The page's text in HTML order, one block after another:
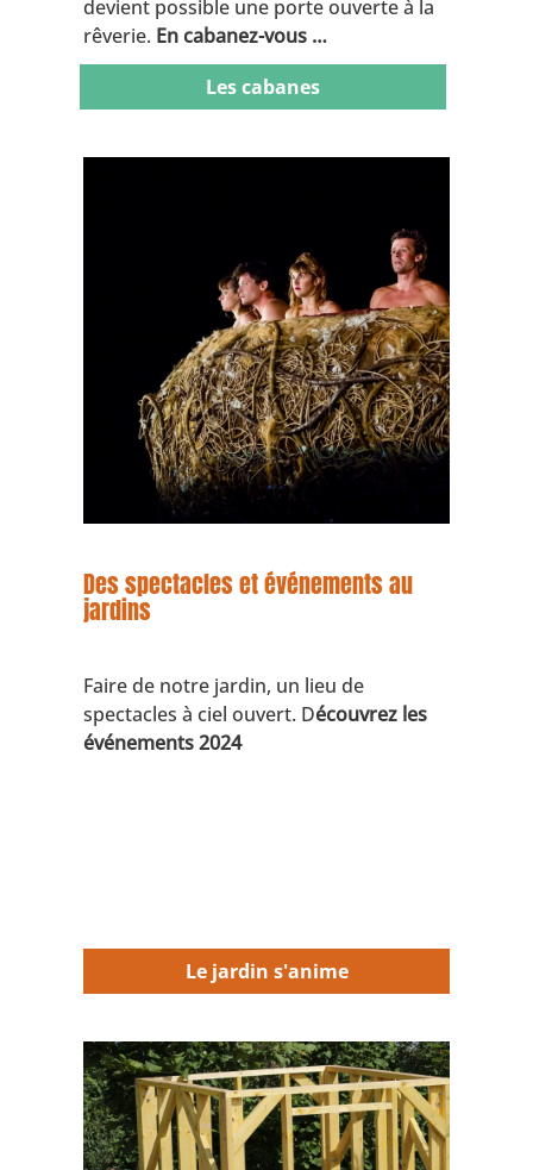
Les cabanes
devient possible une porte ouverte à la
rêverie. En cabanez-vous …
Des spectacles et événements au
jardins
Faire de notre jardin, un lieu de
spectacles à ciel ouvert. Découvrez les
événements 2024
Le jardin s'anime